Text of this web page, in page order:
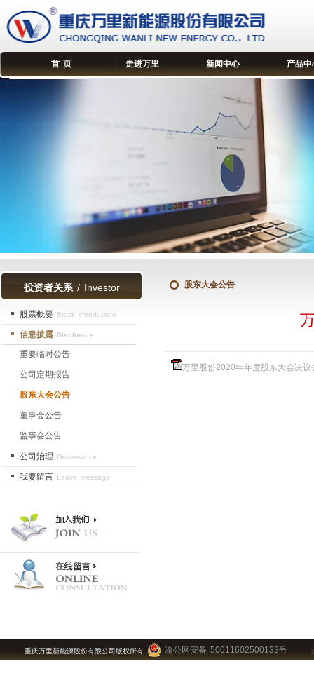
首 页 走进万里 新闻中心 产品中
投资者关系/ Investor
股票概要 Stock introduction
信息披露 Disclosure
重要临时公告
公司定期报告
股东大会公告
董事会公告
监事会公告
公司治理 Governance
我要留言 Leave message
股东大会公告
万里股份2020年年度股东大会决议
重庆万里新能源股份有限公司版权所有 渝公网安备 50011602500133号